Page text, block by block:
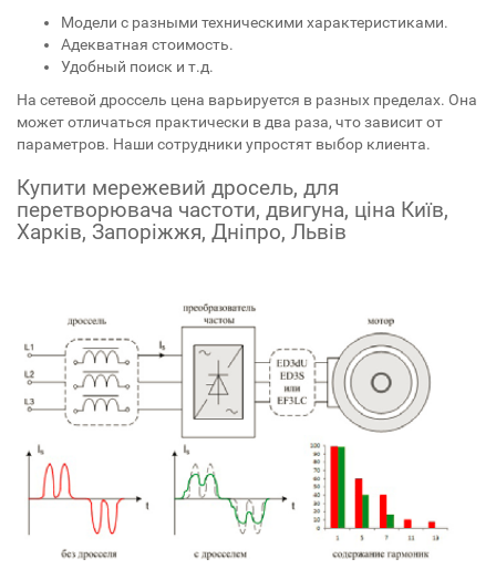
Модели с разными техническими характеристиками.
Адекватная стоимость.
Удобный поиск и т.д.
На сетевой дроссель цена варьируется в разных пределах. Она
может отличаться практически в два раза, что зависит от
параметров. Наши сотрудники упростят выбор клиента.
Купити мережевий дросель, для
перетворювача частоти, двигуна, ціна Київ,
Харків, Запоріжжя, Дніпро, Львів